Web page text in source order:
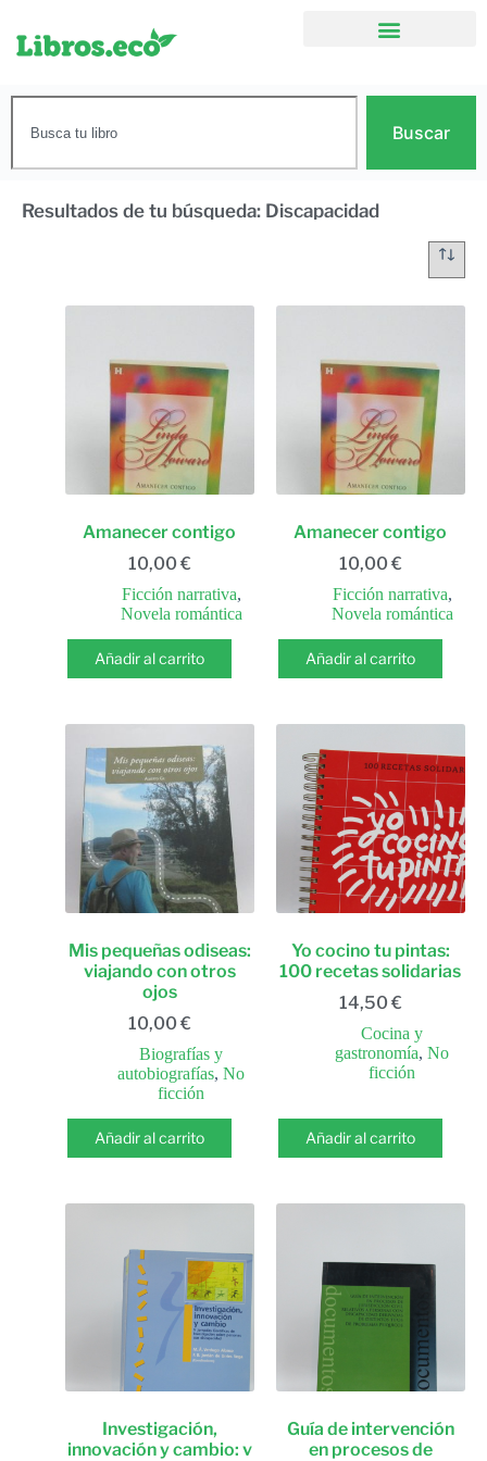
Buscar
Resultados de tu búsqueda: Discapacidad
Amanecer contigo
10,00 €
Ficción narrativa,
Novela romántica
Añadir al carrito
Amanecer contigo
10,00 €
Ficción narrativa,
Novela romántica
Añadir al carrito
Mis pequeñas odiseas:
viajando con otros
ojos
10,00 €
Biografías y
autobiografías,No
ficción
Añadir al carrito
Yo cocino tu pintas:
100 recetas solidarias
14,50 €
Cocina y
gastronomía,No
ficción
Añadir al carrito
Investigación,
innovación y cambio: v
Guía de intervención
en procesos de